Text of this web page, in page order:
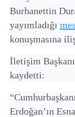
Burhanettin
yayımladığı
konuşmasına
İletişim
kaydetti:
Erdoğan’ın